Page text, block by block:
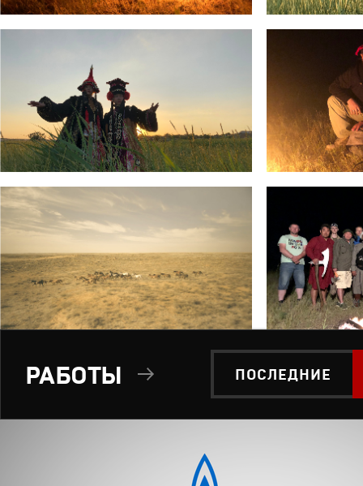
ПОСЛЕДНИЕ
РАБОТЫ